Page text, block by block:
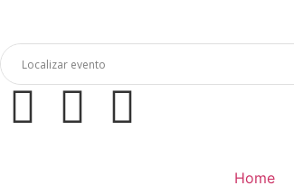
Home